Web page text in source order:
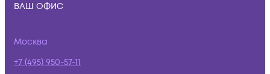
ВАШ ОФИС
Москва
+7 (495) 950-57-11